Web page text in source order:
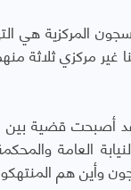
المركزية
مركزي ثلاثة
أصبحت قضية بين
العامة
وأين هم